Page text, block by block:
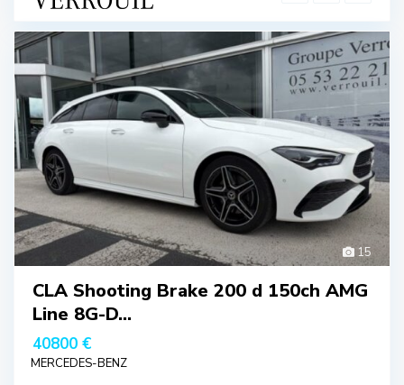
15
CLA Shooting Brake 200 d 150ch AMG
Line 8G-D...
40800 €
MERCEDES-BENZ